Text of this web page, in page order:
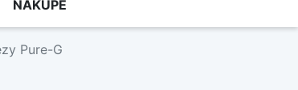
NÁKUPE
Pure-G